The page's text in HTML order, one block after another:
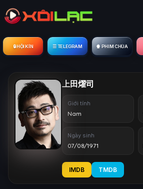
🔒︎ HỘI KÍN ☰ TELEGRAM 🍿 PHIM CHÙA
上田燿司
Giới tính
Nam
Ngày sinh
07/08/1971
IMDB TMDB